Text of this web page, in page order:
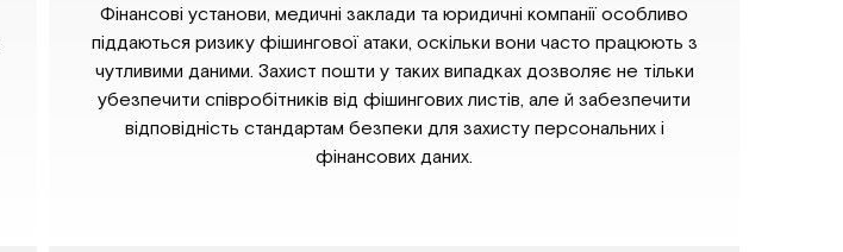
Фінансові установи, медичні заклади та юридичні компанії особливо
піддаються ризику фішингової атаки, оскільки вони часто працюють з
чутливими даними. Захист пошти у таких випадках дозволяє не тільки
убезпечити співробітників від фішингових листів, але й забезпечити
відповідність стандартам безпеки для захисту персональних і
фінансових даних.